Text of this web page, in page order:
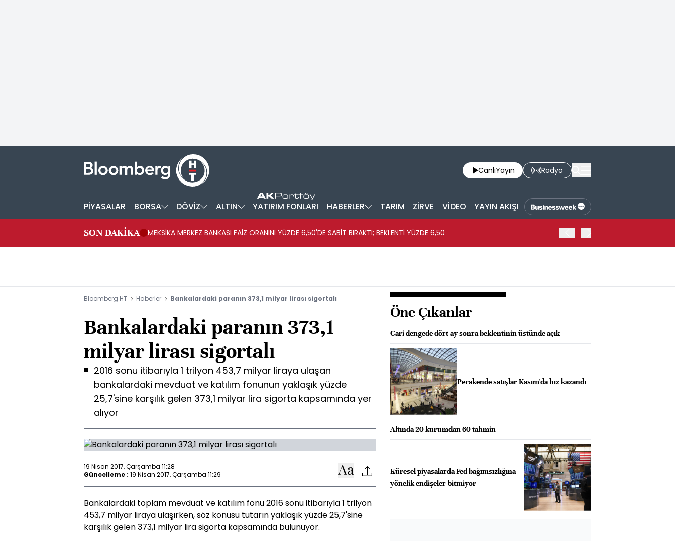
CanlıYayın Radyo
PİYASALAR BORSA DÖVİZ ALTIN YATIRIM FONLARI HABERLER TARIM ZİRVE VİDEO YAYIN AKIŞI
SON DAKİKA MEKSİKA MERKEZ BANKASI FAİZ ORANINI YÜZDE 6,50'DE SABİT BIRAKTI; BEKLENTİ YÜZDE 6,50
Bloomberg HT Haberler Bankalardaki paranın 373,1 milyar lirası sigortalı
Bankalardaki paranın 373,1
milyar lirası sigortalı
2016 sonu itibarıyla 1 trilyon 453,7 milyar liraya ulaşan
bankalardaki mevduat ve katılım fonunun yaklaşık yüzde
25,7'sine karşılık gelen 373,1 milyar lira sigorta kapsamında yer
alıyor
19 Nisan 2017, Çarşamba 11:28
Güncelleme : 19 Nisan 2017, Çarşamba 11:29
Bankalardaki toplam mevduat ve katılım fonu 2016 sonu itibarıyla 1 trilyon
453,7 milyar liraya ulaşırken, söz konusu tutarın yaklaşık yüzde 25,7'sine
karşılık gelen 373,1 milyar lira sigorta kapsamında bulunuyor.
Öne Çıkanlar
Cari dengede dört ay sonra beklentinin üstünde açık
Perakende satışlar Kasım'da hız kazandı
Altında 20 kurumdan 60 tahmin
Küresel piyasalarda Fed bağımsızlığına
yönelik endişeler bitmiyor